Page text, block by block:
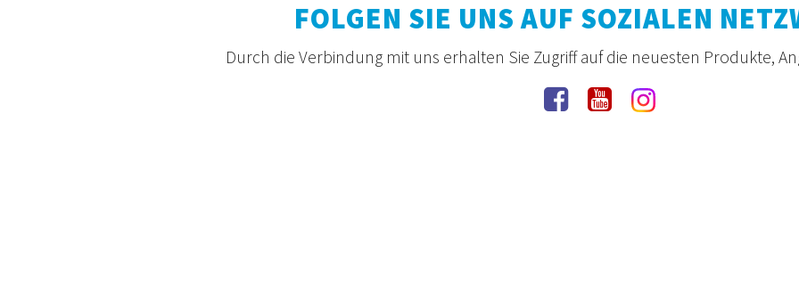
FOLGEN SIE UNS AUF SOZIALEN
Durch die Verbindung mit uns erhalten Sie Zugriff auf die neuesten Produkte,